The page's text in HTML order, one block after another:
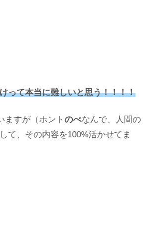
って本当に難しいと思う！！！！
ますが（ホント のべなんで、人間の
て、その内容を100%活かせてま